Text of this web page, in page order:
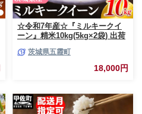
☆令和7年産☆『ミルキークイ
ーン』精米10kg(5kg×2袋) 出荷
10kg コメ こめ 人気 銘柄 家計
応援 中山産業 家庭用 茨城県産
茨城県 五霞町【価格変更AB】
茨城県五霞町
18,000円